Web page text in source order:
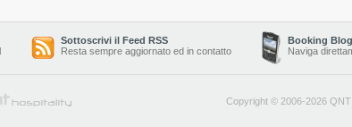
Sottoscrivi il Feed RSS
Resta sempre aggiornato ed in contatto
Booking
Naviga
Copyright © 2006-2026 QNT